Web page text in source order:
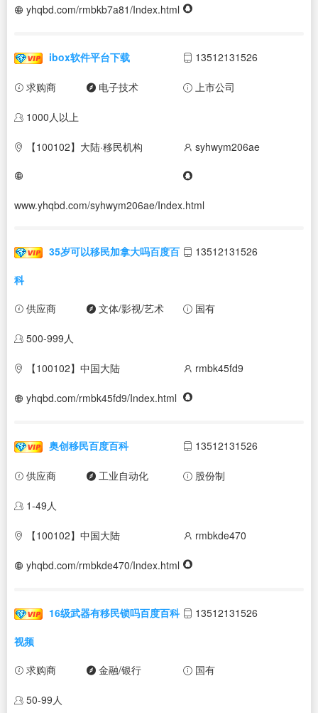
yhqbd.com/rmbkb7a81/Index.html
ibox软件平台下载 13512131526
求购商 电子技术 上市公司
1000人以上
【100102】大陆·移民机构 syhwym206ae
www.yhqbd.com/syhwym206ae/Index.html
35岁可以移民加拿大吗百度百
科
13512131526
供应商 文体/影视/艺术 国有
500-999人
【100102】中国大陆 rmbk45fd9
yhqbd.com/rmbk45fd9/Index.html
奥创移民百度百科 13512131526
供应商 工业自动化 股份制
1-49人
【100102】中国大陆 rmbkde470
yhqbd.com/rmbkde470/Index.html
16级武器有移民锁吗百度百科
视频
13512131526
求购商 金融/银行 国有
50-99人